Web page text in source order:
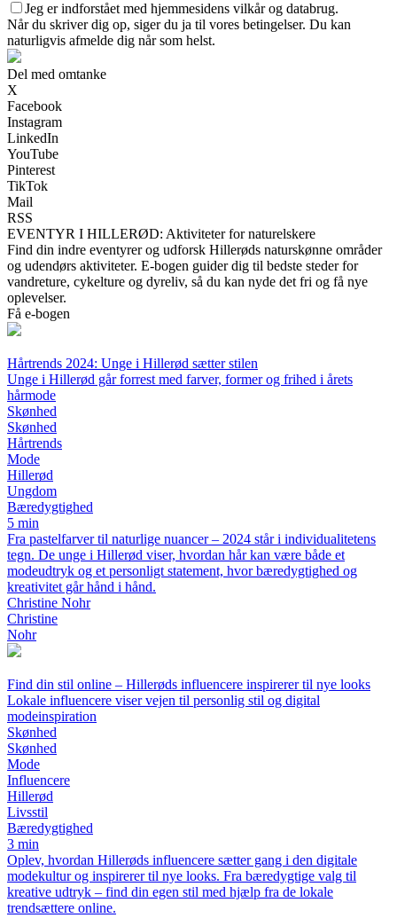
Jeg er indforstået med hjemmesidens vilkår og databrug.
Når du skriver dig op, siger du ja til vores betingelser. Du kan
naturligvis afmelde dig når som helst.
Del med omtanke
X
Facebook
Instagram
LinkedIn
YouTube
Pinterest
TikTok
Mail
RSS
EVENTYR I HILLERØD: Aktiviteter for naturelskere
Find din indre eventyrer og udforsk Hillerøds naturskønne områder
og udendørs aktiviteter. E-bogen guider dig til bedste steder for
vandreture, cykelture og dyreliv, så du kan nyde det fri og få nye
oplevelser.
Få e-bogen
Hårtrends 2024: Unge i Hillerød sætter stilen
Unge i Hillerød går forrest med farver, former og frihed i årets
hårmode
Skønhed
Skønhed
Hårtrends
Mode
Hillerød
Ungdom
Bæredygtighed
5 min
Fra pastelfarver til naturlige nuancer – 2024 står i individualitetens
tegn. De unge i Hillerød viser, hvordan hår kan være både et
modeudtryk og et personligt statement, hvor bæredygtighed og
kreativitet går hånd i hånd.
Christine Nohr
Christine
Nohr
Find din stil online – Hillerøds influencere inspirerer til nye looks
Lokale influencere viser vejen til personlig stil og digital
modeinspiration
Skønhed
Skønhed
Mode
Influencere
Hillerød
Livsstil
Bæredygtighed
3 min
Oplev, hvordan Hillerøds influencere sætter gang i den digitale
modekultur og inspirerer til nye looks. Fra bæredygtige valg til
kreative udtryk – find din egen stil med hjælp fra de lokale
trendsættere online.